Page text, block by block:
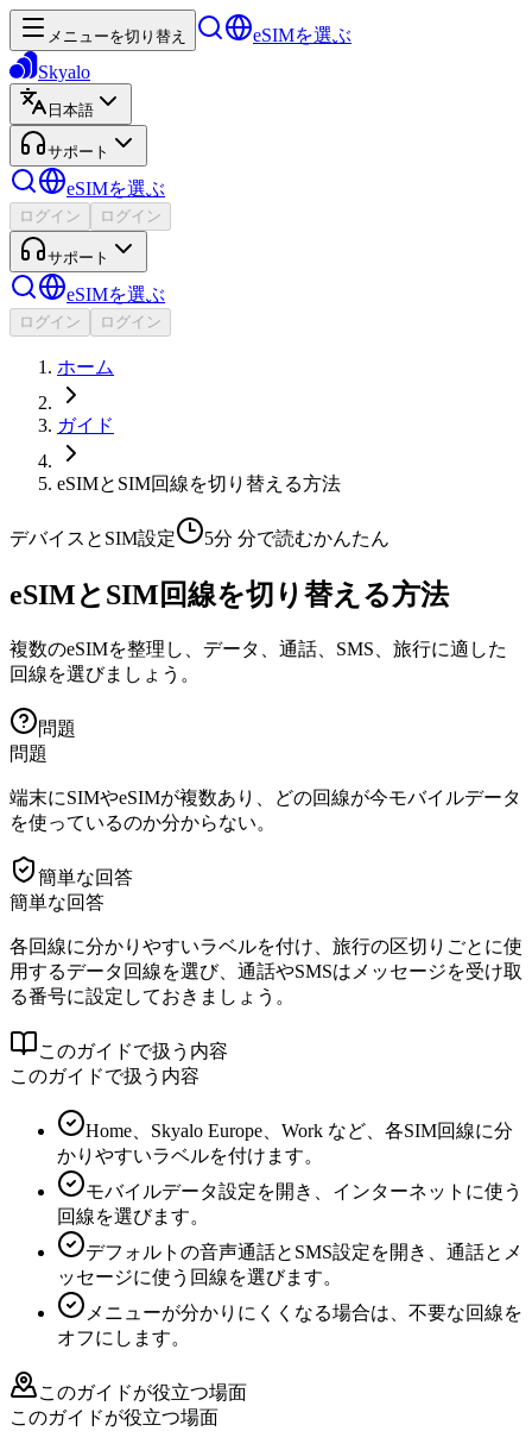
メニューを切り替え
eSIMを選ぶ
Skyalo
日本語
サポート
eSIMを選ぶ
ログイン ログイン
サポート
eSIMを選ぶ
ログイン ログイン
ホーム
ガイド
eSIMとSIM回線を切り替える方法
デバイスとSIM設定 5分 分で読むかんたん
eSIMとSIM回線を切り替える方法
複数のeSIMを整理し、データ、通話、SMS、旅行に適した
回線を選びましょう。
問題
問題
端末にSIMやeSIMが複数あり、どの回線が今モバイルデータ
を使っているのか分からない。
簡単な回答
簡単な回答
各回線に分かりやすいラベルを付け、旅行の区切りごとに使
用するデータ回線を選び、通話やSMSはメッセージを受け取
る番号に設定しておきましょう。
このガイドで扱う内容
このガイドで扱う内容
Home、Skyalo Europe、Work など、各SIM回線に分
かりやすいラベルを付けます。
モバイルデータ設定を開き、インターネットに使う
回線を選びます。
デフォルトの音声通話とSMS設定を開き、通話とメ
ッセージに使う回線を選びます。
メニューが分かりにくくなる場合は、不要な回線を
オフにします。
このガイドが役立つ場面
このガイドが役立つ場面